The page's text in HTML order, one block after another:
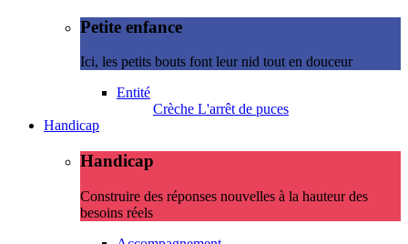
Petite enfance
Ici, les petits bouts font leur nid tout en douceur
Entité
Crèche L'arrêt de puces
Handicap
Handicap
Construire des réponses nouvelles à la hauteur des
besoins réels